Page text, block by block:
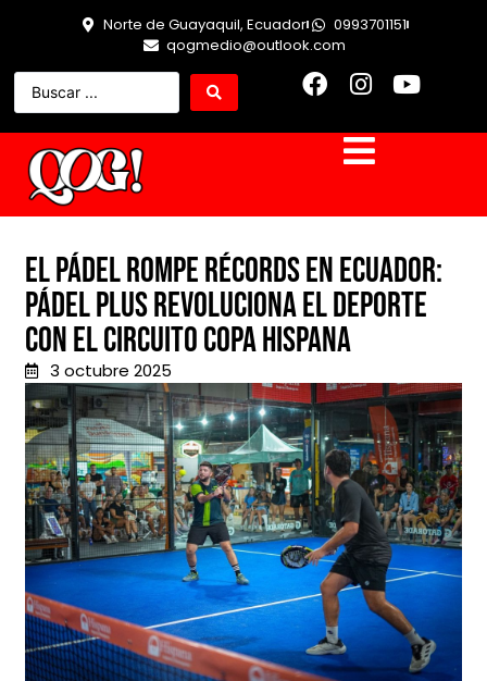
Norte de Guayaquil, Ecuador
0993701151
qogmedio@outlook.com
El pádel rompe récords en Ecuador:
Pádel Plus revoluciona el deporte
con el Circuito Copa Hispana
3 octubre 2025